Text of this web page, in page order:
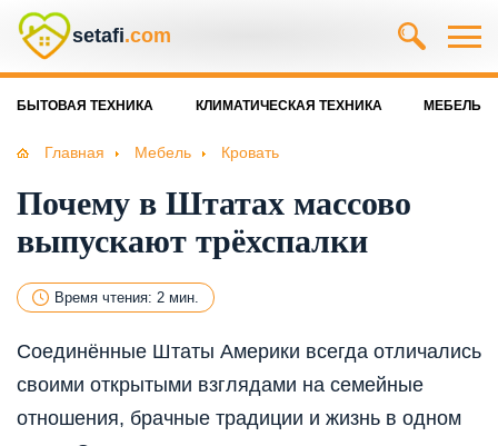
setafi.com
БЫТОВАЯ ТЕХНИКА КЛИМАТИЧЕСКАЯ ТЕХНИКА МЕБЕЛЬ
Главная Мебель Кровать
Почему в Штатах массово
выпускают трёхспалки
Время чтения: 2 мин.
Соединённые Штаты Америки всегда отличались
своими открытыми взглядами на семейные
отношения, брачные традиции и жизнь в одном